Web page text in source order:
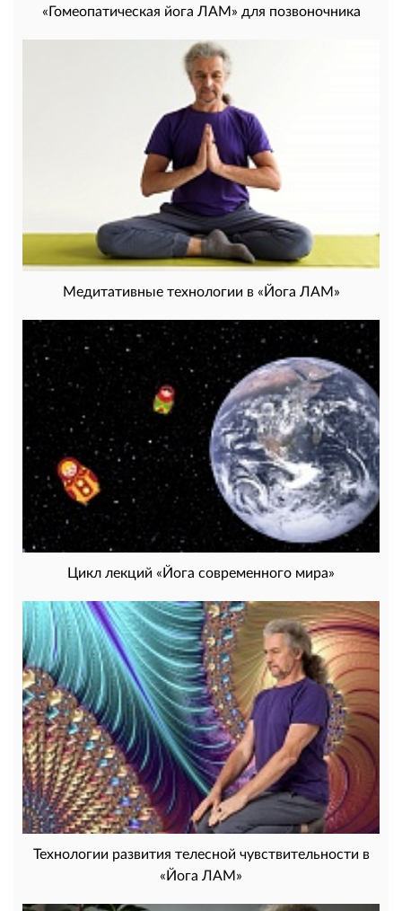
«Гомеопатическая йога ЛАМ» для позвоночника
Медитативные технологии в «Йога ЛАМ»
Цикл лекций «Йога современного мира»
Технологии развития телесной чувствительности в
«Йога ЛАМ»